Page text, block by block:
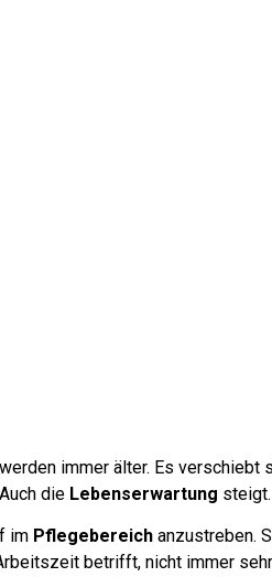
immer älter. Es verschiebt
die Lebenserwartung steigt.
im Pflegebereich anzustreben.
betrifft, nicht immer sehr